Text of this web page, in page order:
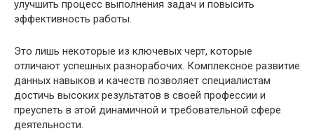
улучшить процесс выполнения задач и повысить
эффективность работы.
Это лишь некоторые из ключевых черт, которые
отличают успешных разнорабочих. Комплексное развитие
данных навыков и качеств позволяет специалистам
достичь высоких результатов в своей профессии и
преуспеть в этой динамичной и требовательной сфере
деятельности.